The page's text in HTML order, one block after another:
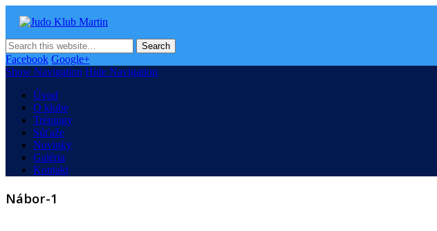
Oficiálna stránka Judo klubu v Martine
Facebook Google+
Show Navigation Hide Navigation
Úvod
O klube
Tréningy
Súťaže
Novinky
Galéria
Kontakt
Nábor-1